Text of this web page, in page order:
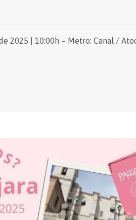
2025 | 10:00h – Metro: Canal /